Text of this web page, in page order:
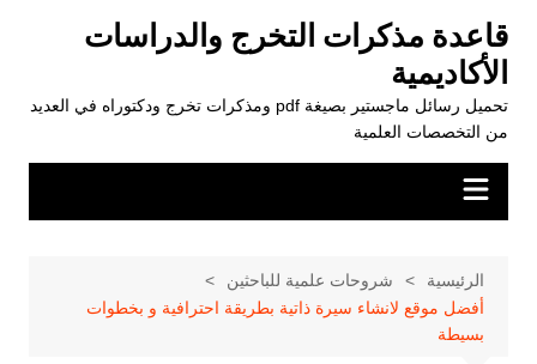
المحتوى
قاعدة مذكرات التخرج والدراسات
الأكاديمية
تحميل رسائل ماجستير بصيغة pdf ومذكرات تخرج ودكتوراه في العديد
من التخصصات العلمية
الرئيسية
شروحات علمية للباحثين
أفضل موقع لانشاء سيرة ذاتية بطريقة احترافية و بخطوات
بسيطة